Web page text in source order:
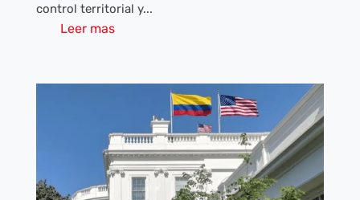
control territorial y...
Leer mas